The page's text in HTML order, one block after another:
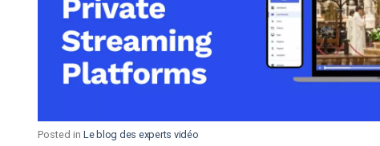
CMS vidéo
Confidentialité et sécurité
d’apprentissage en ligne
Posted in Le blog des experts vidéo